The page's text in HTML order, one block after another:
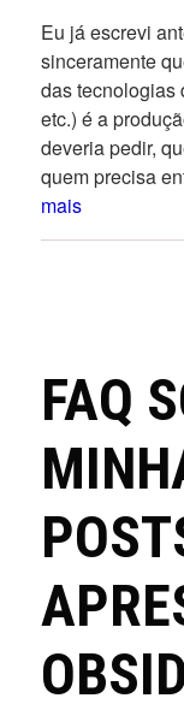
Eu já escrevi
sinceramente
das tecnologias
etc.) é a
deveria pedir,
quem precisa
mais
FAQ